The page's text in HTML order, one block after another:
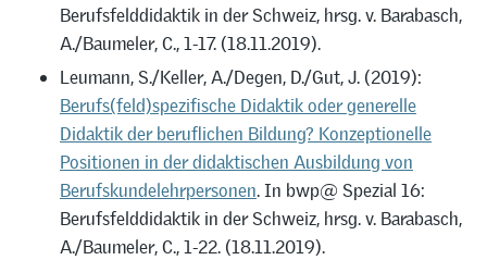
Berufsfelddidaktik in der Schweiz, hrsg. v. Barabasch,
A./Baumeler, C., 1-17. (18.11.2019).
Leumann, S./Keller, A./Degen, D./Gut, J. (2019):
Berufs(feld)spezifische Didaktik oder generelle
Didaktik der beruflichen Bildung? Konzeptionelle
Positionen in der didaktischen Ausbildung von
Berufskundelehrpersonen. In bwp@ Spezial 16:
Berufsfelddidaktik in der Schweiz, hrsg. v. Barabasch,
A./Baumeler, C., 1-22. (18.11.2019).